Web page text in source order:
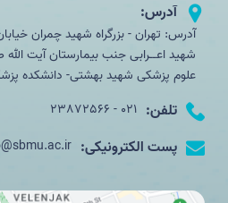
آدرس:
آدرس: تهران - بزرگراه شهید چمران
شهید اعــرابی جنب بیمارستان آیت الله
علوم پزشکی شهید بهشتی- دانشکده
تلفن: 021 - 23872566
پست الکترونیکی: